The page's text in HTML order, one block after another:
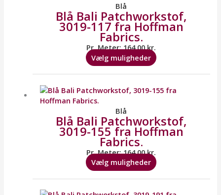
Blå
Blå Bali Patchworkstof,
3019-117 fra Hoffman
Fabrics.
Pr. Meter:164,00kr.
Vælg muligheder
varianter.
Mulighederne
på
Blå
Blå Bali Patchworkstof,
3019-155 fra Hoffman
Fabrics.
Pr. Meter:164,00kr.
Vælg muligheder
vare
varianter.
Mulighederne
på